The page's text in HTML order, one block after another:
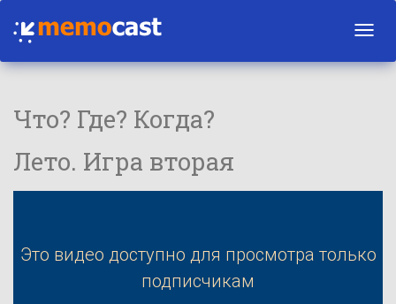
Что? Где? Когда?
Лето. Игра вторая
Это видео доступно для просмотра только
подписчикам